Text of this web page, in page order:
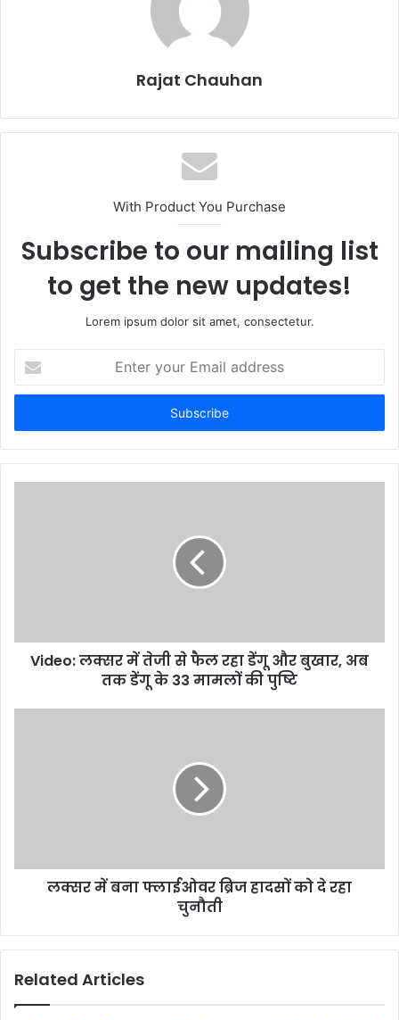
Rajat Chauhan
With Product You Purchase
Subscribe to our mailing list
to get the new updates!
Lorem ipsum dolor sit amet, consectetur.
your
Email
Video: लक्सर में तेजी से फैल रहा डेंगू और बुखार, अब
तक डेंगू के 33 मामलों की पुष्टि
लक्सर में बना फ्लाईओवर ब्रिज हादसों को दे रहा
चुनौती
Related Articles